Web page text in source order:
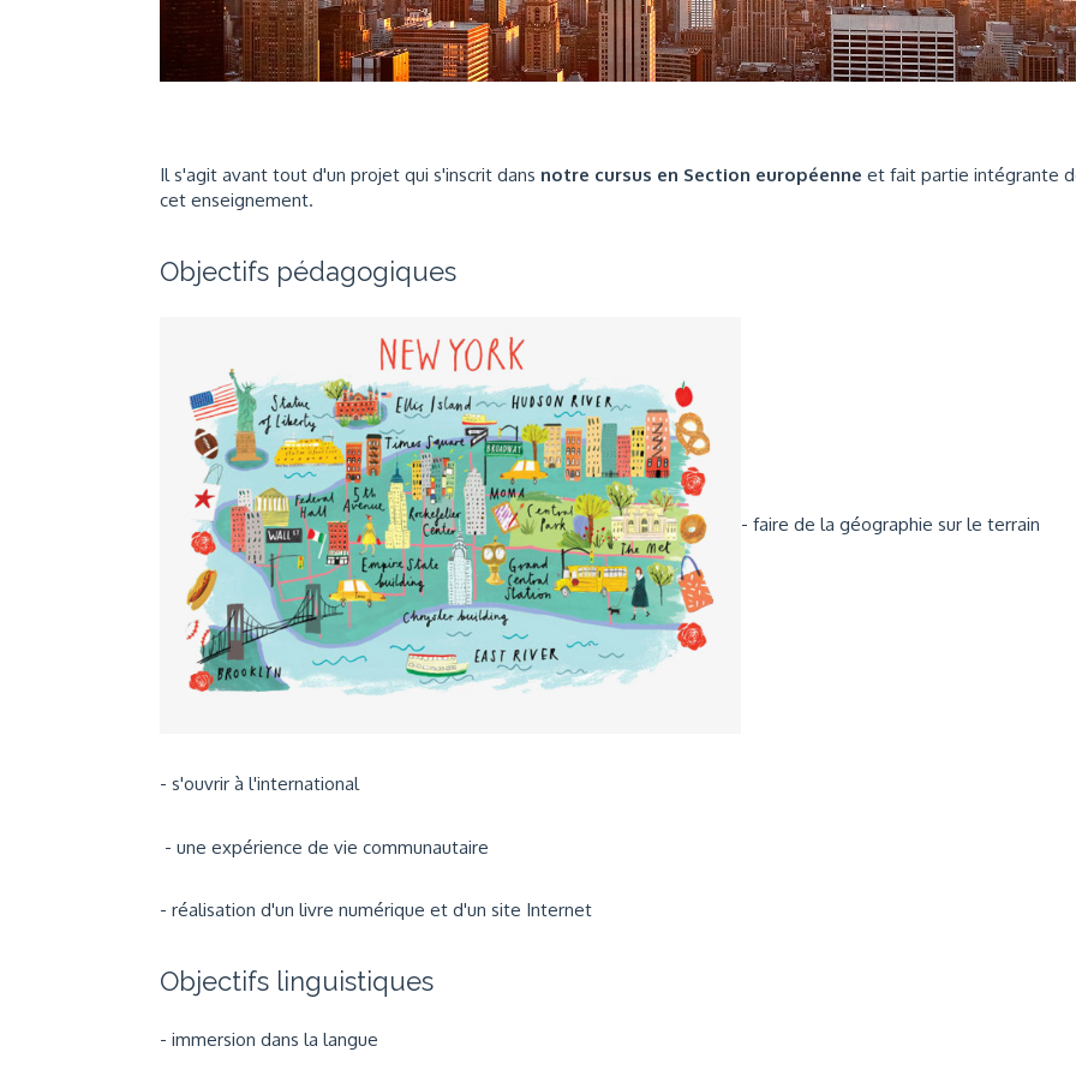
Il s'agit avant tout d'un projet qui s'inscrit dans notre cursus en Section européenne et fait partie intégrante
cet enseignement.
Objectifs pédagogiques
- faire de la géographie sur le terrain
- s'ouvrir à l'international
- une expérience de vie communautaire
- réalisation d'un livre numérique et d'un site Internet
Objectifs linguistiques
- immersion dans la langue